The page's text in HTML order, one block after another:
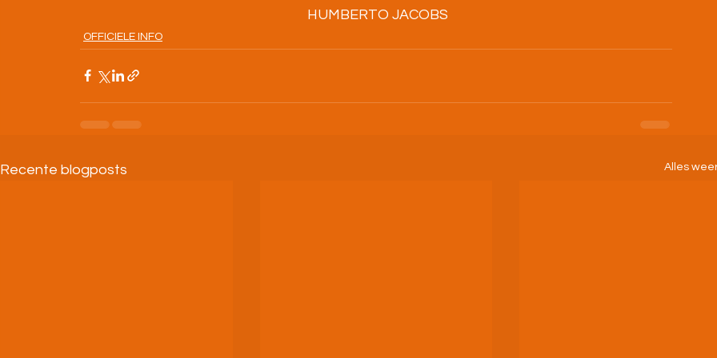
                                                                       HUMBERTO JACOBS
OFFICIELE INFO
Recente blogposts Alles